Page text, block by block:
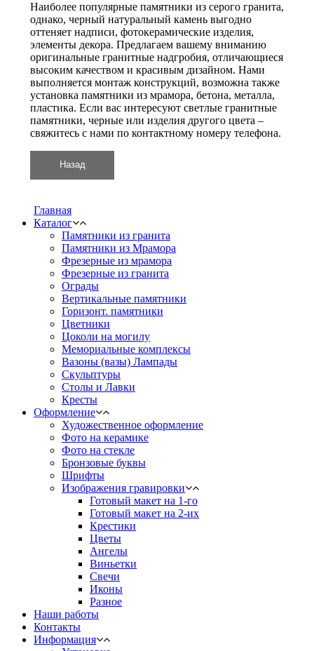
Наиболее популярные памятники из серого гранита,
однако, черный натуральный камень выгодно
оттеняет надписи, фотокерамические изделия,
элементы декора. Предлагаем вашему вниманию
оригинальные гранитные надгробия, отличающиеся
высоким качеством и красивым дизайном. Нами
выполняется монтаж конструкций, возможна также
установка памятники из мрамора, бетона, металла,
пластика. Если вас интересуют светлые гранитные
памятники, черные или изделия другого цвета –
свяжитесь с нами по контактному номеру телефона.
Главная
Каталог
Памятники из гранита
Памятники из Мрамора
Фрезерные из мрамора
Фрезерные из гранита
Ограды
Вертикальные памятники
Горизонт. памятники
Цветники
Цоколи на могилу
Мемориальные комплексы
Вазоны (вазы) Лампады
Скульптуры
Столы и Лавки
Кресты
Оформление
Художественное оформление
Фото на керамике
Фото на стекле
Бронзовые буквы
Шрифты
Изображения гравировки
Готовый макет на 1-го
Готовый макет на 2-их
Крестики
Цветы
Ангелы
Виньетки
Свечи
Иконы
Разное
Наши работы
Контакты
Информация